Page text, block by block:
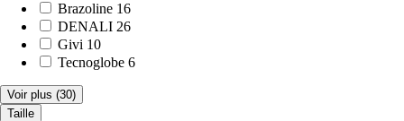
Brazoline 16
DENALI 26
Givi 10
Tecnoglobe 6
Voir plus (30)
Taille